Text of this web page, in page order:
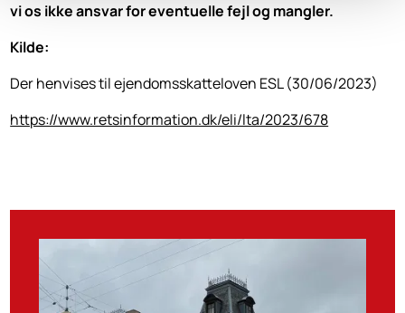
vi os ikke ansvar for eventuelle fejl og mangler.
Kilde:
Der henvises til ejendomsskatteloven ESL (30/06/2023)
https://www.retsinformation.dk/eli/lta/2023/678